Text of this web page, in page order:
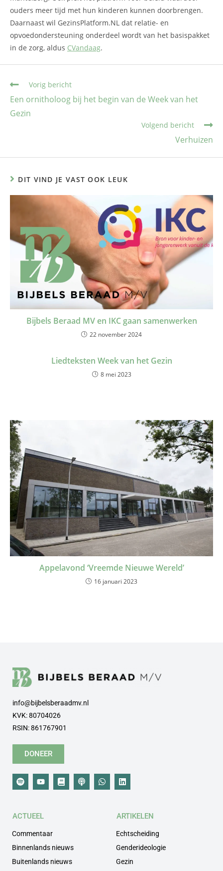
ouders meer tijd met hun kinderen kunnen doorbrengen.
Daarnaast wil GezinsPlatform.NL dat relatie- en
opvoedondersteuning onderdeel wordt van het basispakket
in de zorg, aldus CVandaag.
Vorig bericht
Een ornitholoog bij het begin van de Week van het
Gezin
Volgend bericht
Verhuizen
DIT VIND JE VAST OOK LEUK
Bijbels Beraad MV en IKC gaan samenwerken
22 november 2024
Liedteksten Week van het Gezin
8 mei 2023
Appelavond ‘Vreemde Nieuwe Wereld’
16 januari 2023
info@bijbelsberaadmv.nl
KVK: 80704026
RSIN: 861767901
DONEER
ACTUEEL
Commentaar
Binnenlands nieuws
Buitenlands nieuws
ARTIKELEN
Echtscheiding
Genderideologie
Gezin